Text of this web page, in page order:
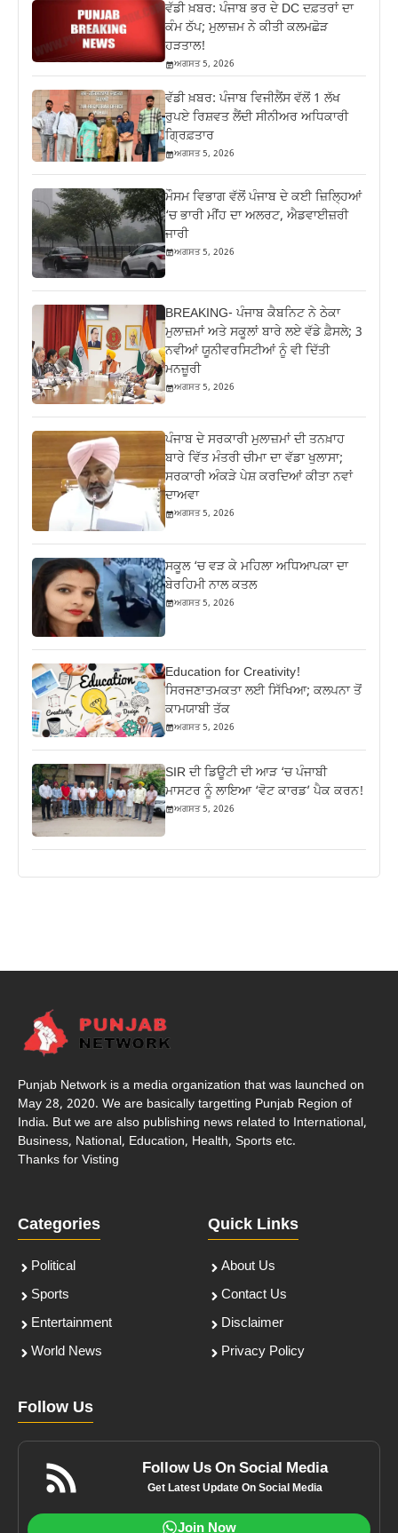
ਵੱਡੀ ਖ਼ਬਰ: ਪੰਜਾਬ ਭਰ ਦੇ DC ਦਫ਼ਤਰਾਂ ਦਾ
ਕੰਮ ਠੱਪ; ਮੁਲਾਜ਼ਮ ਨੇ ਕੀਤੀ ਕਲਮਛੋੜ
ਹੜਤਾਲ!
ਅਗਸਤ 5, 2026
ਵੱਡੀ ਖ਼ਬਰ: ਪੰਜਾਬ ਵਿਜੀਲੈਂਸ ਵੱਲੋਂ 1 ਲੱਖ
ਰੁਪਏ ਰਿਸ਼ਵਤ ਲੈਂਦੀ ਸੀਨੀਅਰ ਅਧਿਕਾਰੀ
ਗ੍ਰਿਫ਼ਤਾਰ
ਅਗਸਤ 5, 2026
ਮੌਸਮ ਵਿਭਾਗ ਵੱਲੋਂ ਪੰਜਾਬ ਦੇ ਕਈ ਜ਼‍ਿਲ੍ਹਿਆਂ
‘ਚ ਭਾਰੀ ਮੀਂਹ ਦਾ ਅਲਰਟ, ਐਡਵਾਈਜ਼ਰੀ
ਜਾਰੀ
ਅਗਸਤ 5, 2026
BREAKING- ਪੰਜਾਬ ਕੈਬਨਿਟ ਨੇ ਠੇਕਾ
ਮੁਲਾਜ਼ਮਾਂ ਅਤੇ ਸਕੂਲਾਂ ਬਾਰੇ ਲਏ ਵੱਡੇ ਫ਼ੈਸਲੇ; 3
ਨਵੀਆਂ ਯੂਨੀਵਰਸਿਟੀਆਂ ਨੂੰ ਵੀ ਦਿੱਤੀ
ਮਨਜ਼ੂਰੀ
ਅਗਸਤ 5, 2026
ਪੰਜਾਬ ਦੇ ਸਰਕਾਰੀ ਮੁਲਾਜ਼ਮਾਂ ਦੀ ਤਨਖ਼ਾਹ
ਬਾਰੇ ਵਿੱਤ ਮੰਤਰੀ ਚੀਮਾ ਦਾ ਵੱਡਾ ਖੁਲਾਸਾ;
ਸਰਕਾਰੀ ਅੰਕੜੇ ਪੇਸ਼ ਕਰਦਿਆਂ ਕੀਤਾ ਨਵਾਂ
ਦਾਅਵਾ
ਅਗਸਤ 5, 2026
ਸਕੂਲ ‘ਚ ਵੜ ਕੇ ਮਹਿਲਾ ਅਧਿਆਪਕਾ ਦਾ
ਬੇਰਹਿਮੀ ਨਾਲ ਕਤਲ
ਅਗਸਤ 5, 2026
Education for Creativity!
ਸਿਰਜਣਾਤਮਕਤਾ ਲਈ ਸਿੱਖਿਆ; ਕਲਪਨਾ ਤੋਂ
ਕਾਮਯਾਬੀ ਤੱਕ
ਅਗਸਤ 5, 2026
SIR ਦੀ ਡਿਊਟੀ ਦੀ ਆੜ ‘ਚ ਪੰਜਾਬੀ
ਮਾਸਟਰ ਨੂੰ ਲਾਇਆ ‘ਵੋਟ ਕਾਰਡ’ ਪੈਕ ਕਰਨ!
ਅਗਸਤ 5, 2026
Punjab Network is a media organization that was launched on
May 28, 2020. We are basically targetting Punjab Region of
India. But we are also publishing news related to International,
Business, National, Education, Health, Sports etc.
Thanks for Visting
Categories
Political
Sports
Entertainment
World News
Quick Links
About Us
Contact Us
Disclaimer
Privacy Policy
Follow Us
Follow Us On Social Media
Get Latest Update On Social Media
Join Now